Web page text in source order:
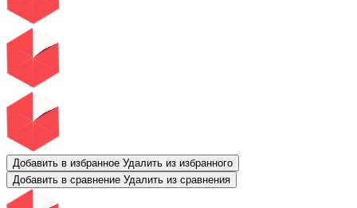
Добавить в избранное Удалить из избранного
Добавить в сравнение Удалить из сравнения